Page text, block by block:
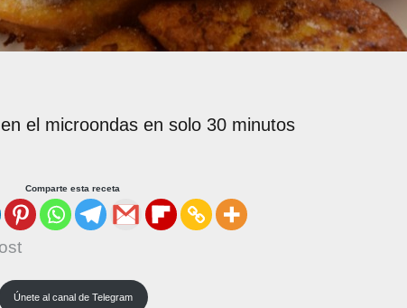
el microondas en solo 30 minutos
Comparte esta receta
Únete al canal de Telegram